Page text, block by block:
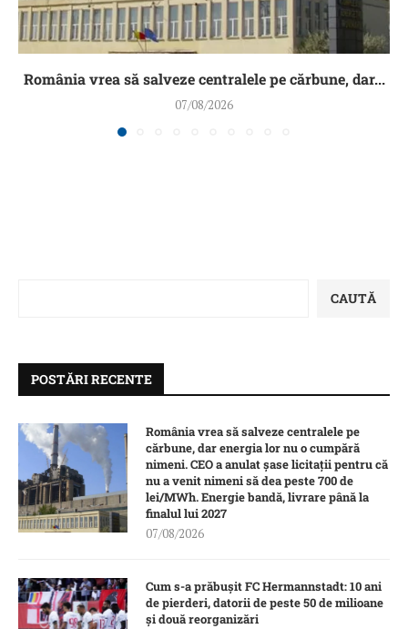
România vrea să salveze centralele pe cărbune, dar...
07/08/2026
CAUTĂ
POSTĂRI RECENTE
România vrea să salveze centralele pe
cărbune, dar energia lor nu o cumpără
nimeni. CEO a anulat șase licitații pentru că
nu a venit nimeni să dea peste 700 de
lei/MWh. Energie bandă, livrare până la
finalul lui 2027
07/08/2026
Cum s-a prăbușit FC Hermannstadt: 10 ani
de pierderi, datorii de peste 50 de milioane
și două reorganizări